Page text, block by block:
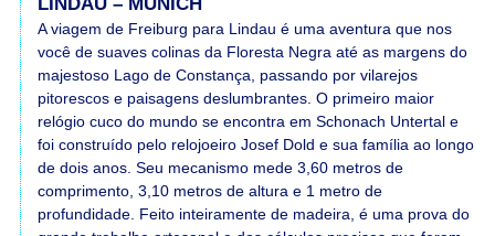
A viagem de Freiburg para Lindau é uma aventura que nos
você de suaves colinas da Floresta Negra até as margens do
majestoso Lago de Constança, passando por vilarejos
pitorescos e paisagens deslumbrantes. O primeiro maior
relógio cuco do mundo se encontra em Schonach Untertal e
foi construído pelo relojoeiro Josef Dold e sua família ao longo
de dois anos. Seu mecanismo mede 3,60 metros de
comprimento, 3,10 metros de altura e 1 metro de
profundidade. Feito inteiramente de madeira, é uma prova do